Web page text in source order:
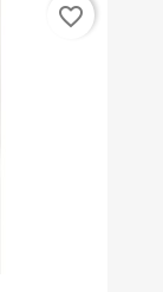
favorite_border